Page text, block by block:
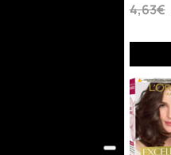
4,63€